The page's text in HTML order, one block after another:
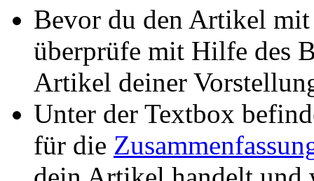
Bevor du den Artikel
überprüfe mit Hilfe des
Artikel deiner
Unter der Textbox
für die